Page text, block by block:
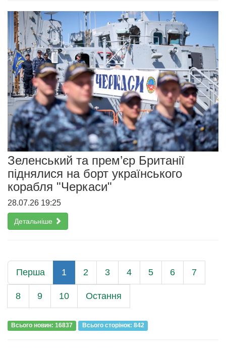
Зеленський та прем’єр Британії
піднялися на борт українського
корабля "Черкаси"
28.07.26 19:25
Детальніше
Перша 1 2 3 4 5 6 7
8 9 10 Остання
Всього новин: 16837 Всього сторiнок: 842